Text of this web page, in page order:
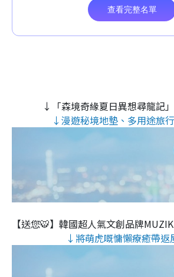
↓「森境奇緣夏日異想尋龍記
↓漫遊秘境地墊、多用途旅
【送您🐯】韓國超人氣文創品牌
↓將萌虎嘅慵懶療癒帶返